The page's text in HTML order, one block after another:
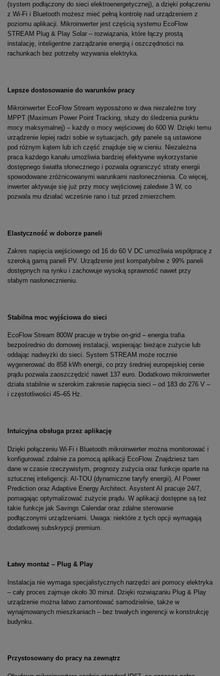
(system podłączony do sieci elektroenergetycznej), a dzięki połączeniu
z Wi-Fi i Bluetooth możesz mieć pełną kontrolę nad urządzeniem z
poziomu aplikacji. Mikroinwerter jest częścią systemu EcoFlow
STREAM Plug & Play Solar – rozwiązania, które łączy prostą
instalację, inteligentne zarządzanie energią i oszczędności na
rachunkach bez potrzeby wzywania elektryka.
Lepsze dostosowanie do warunków pracy
Mikroinwerter EcoFlow Stream wyposażono w dwa niezależne tory
MPPT (Maximum Power Point Tracking, służy do śledzenia punktu
mocy maksymalnej) – każdy o mocy wejściowej do 600 W. Dzięki temu
urządzenie lepiej radzi sobie w sytuacjach, gdy panele są ustawione
pod różnym kątem lub ich część znajduje się w cieniu. Niezależna
praca każdego kanału umożliwia bardziej efektywne wykorzystanie
dostępnego światła słonecznego i pozwala ograniczyć straty energii
spowodowane zróżnicowanymi warunkami nasłonecznienia. Co więcej,
inwerter aktywuje się już przy mocy wejściowej zaledwie 3 W, co
pozwala mu działać wcześnie rano i tuż przed zmierzchem.
Elastyczność w doborze paneli
Zakres napięcia wejściowego od 16 do 60 V DC umożliwia współpracę z
szeroką gamą paneli PV. Urządzenie jest kompatybilne z 99% paneli
dostępnych na rynku i zachowuje wysoką sprawność nawet przy
słabym nasłonecznieniu.
Stabilna moc wyjściowa do sieci
EcoFlow Stream 800W pracuje w trybie on-grid – energia trafia
bezpośrednio do domowej instalacji, wspierając bieżące zużycie lub
oddając nadwyżki do sieci. System STREAM może rocznie
wygenerować do 858 kWh energii, co przy średniej europejskiej cenie
prądu pozwala zaoszczędzić nawet 137 euro. Dodatkowo mikroinwerter
działa stabilnie w szerokim zakresie napięcia sieci – od 183 do 276 V –
i częstotliwości 45–65 Hz.
Intuicyjna obsługa przez aplikację
Dzięki połączeniu Wi-Fi i Bluetooth mikroinwerter można monitorować i
konfigurować zdalnie za pomocą aplikacji EcoFlow. Znajdziesz tam
dane w czasie rzeczywistym, prognozy zużycia oraz funkcje oparte na
sztucznej inteligencji: AI-TOU (dynamiczne taryfy energii), AI Power
Prediction oraz Adaptive Energy Architect. Asystent AI pracuje 24/7,
pomagając optymalizować zużycie prądu. W aplikacji dostępne są też
takie funkcje jak Savings Calendar oraz zdalne sterowanie
podłączonymi urządzeniami. Uwaga: niektóre z tych opcji wymagają
dodatkowej subskrypcji premium.
Łatwy montaż – Plug & Play
Instalacja nie wymaga specjalistycznych narzędzi ani pomocy elektryka
– cały proces zajmuje około 30 minut. Dzięki rozwiązaniu Plug & Play
urządzenie można łatwo zamontować samodzielnie, także w
wynajmowanych mieszkaniach – bez trwałych ingerencji w konstrukcję
budynku.
Przystosowany do pracy na zewnątrz